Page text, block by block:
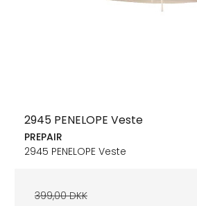
2945 PENELOPE Veste
PREPAIR
2945 PENELOPE Veste
399,00 DKK